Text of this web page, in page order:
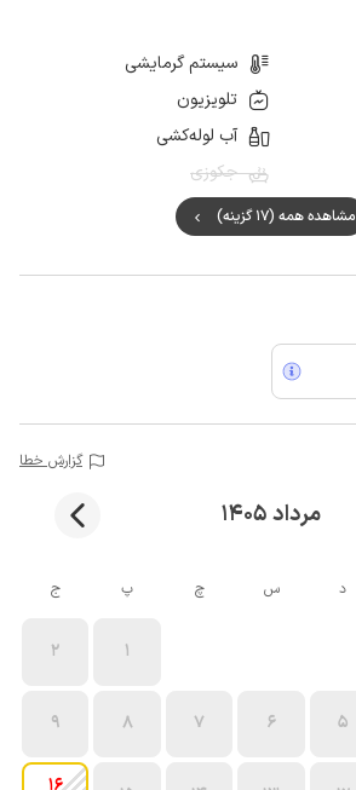
سیستم گرمایشی
تلویزیون
آب لوله‌کشی
جکوزی
مشاهده همه (17 گزینه)
گزارش خطا
مرداد 1405
د س چ پ ج
1
2
5
6
7
8
9